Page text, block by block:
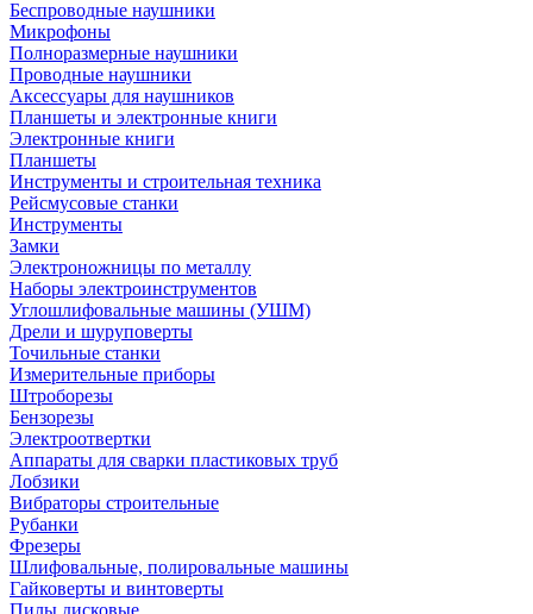
Беспроводные наушники
Микрофоны
Полноразмерные наушники
Проводные наушники
Аксессуары для наушников
Планшеты и электронные книги
Электронные книги
Планшеты
Инструменты и строительная техника
Рейсмусовые станки
Инструменты
Замки
Электроножницы по металлу
Наборы электроинструментов
Углошлифовальные машины (УШМ)
Дрели и шуруповерты
Точильные станки
Измерительные приборы
Штроборезы
Бензорезы
Электроотвертки
Аппараты для сварки пластиковых труб
Лобзики
Вибраторы строительные
Рубанки
Фрезеры
Шлифовальные, полировальные машины
Гайковерты и винтоверты
Пилы дисковые